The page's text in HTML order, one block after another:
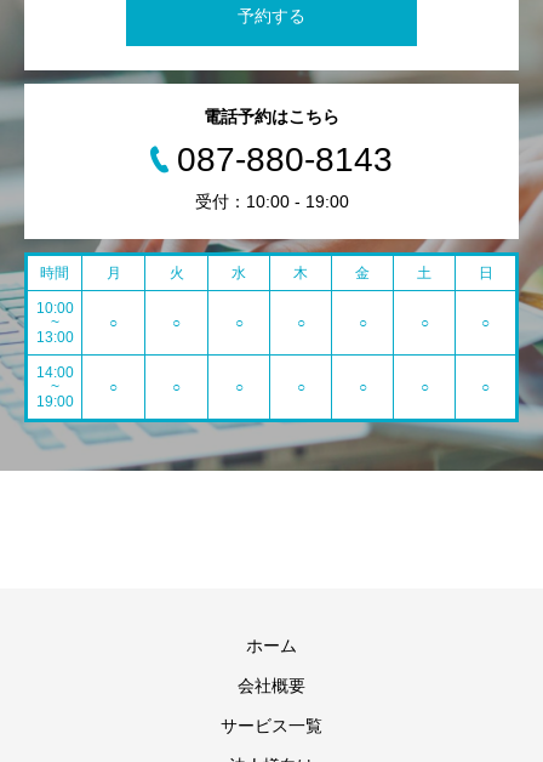
予約する
電話予約はこちら
087-880-8143
受付：10:00 - 19:00
時間 月 火 水 木 金 土 日
10:00
~
13:00
○ ○ ○ ○ ○ ○ ○
14:00
~
19:00
○ ○ ○ ○ ○ ○ ○
ホーム
会社概要
サービス一覧